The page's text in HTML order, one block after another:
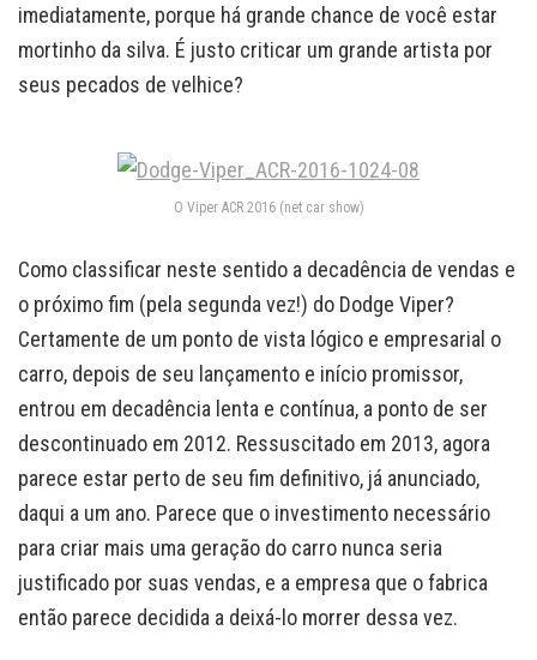
imediatamente, porque há grande chance de você estar
mortinho da silva. É justo criticar um grande artista por
seus pecados de velhice?
O Viper ACR 2016 (net car show)
Como classificar neste sentido a decadência de vendas e
o próximo fim (pela segunda vez!) do Dodge Viper?
Certamente de um ponto de vista lógico e empresarial o
carro, depois de seu lançamento e início promissor,
entrou em decadência lenta e contínua, a ponto de ser
descontinuado em 2012. Ressuscitado em 2013, agora
parece estar perto de seu fim definitivo, já anunciado,
daqui a um ano. Parece que o investimento necessário
para criar mais uma geração do carro nunca seria
justificado por suas vendas, e a empresa que o fabrica
então parece decidida a deixá-lo morrer dessa vez.